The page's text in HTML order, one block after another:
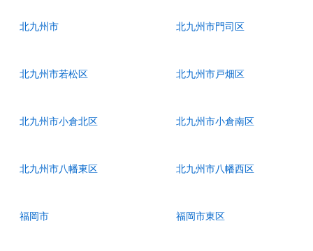
北九州市 北九州市門司区
北九州市若松区 北九州市戸畑区
北九州市小倉北区 北九州市小倉南区
北九州市八幡東区 北九州市八幡西区
福岡市 福岡市東区